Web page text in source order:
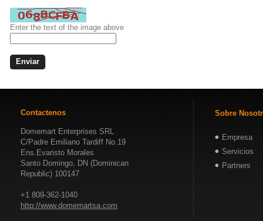
Enter the text of the image above
Contactenos
Domemart Enterprises SRL
C/Padre Emiliano Tardiff No.19
Ens.Evaristo Morales
Santo Domingo, DN (Dominican
Republic) 100147
+1 809-362-1040
http://www.domemartsa.com
Sobre
Empresa
Servicios
Partners